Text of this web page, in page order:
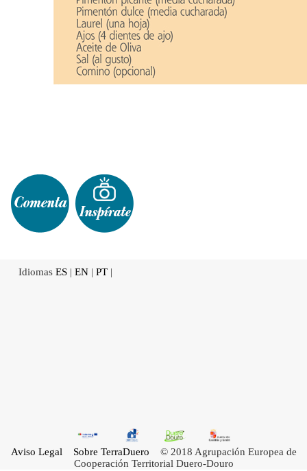
Idiomas ES | EN | PT |
Aviso Legal Sobre TerraDuero © 2018 Agrupación Europea de
Cooperación Territorial Duero-Douro